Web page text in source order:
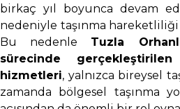
birkaç yıl boyunca devam
nedeniyle taşınma
Bu nedenle Tuzla
sürecinde
hizmetleri, yalnızca bireysel
zamanda bölgesel taşınma